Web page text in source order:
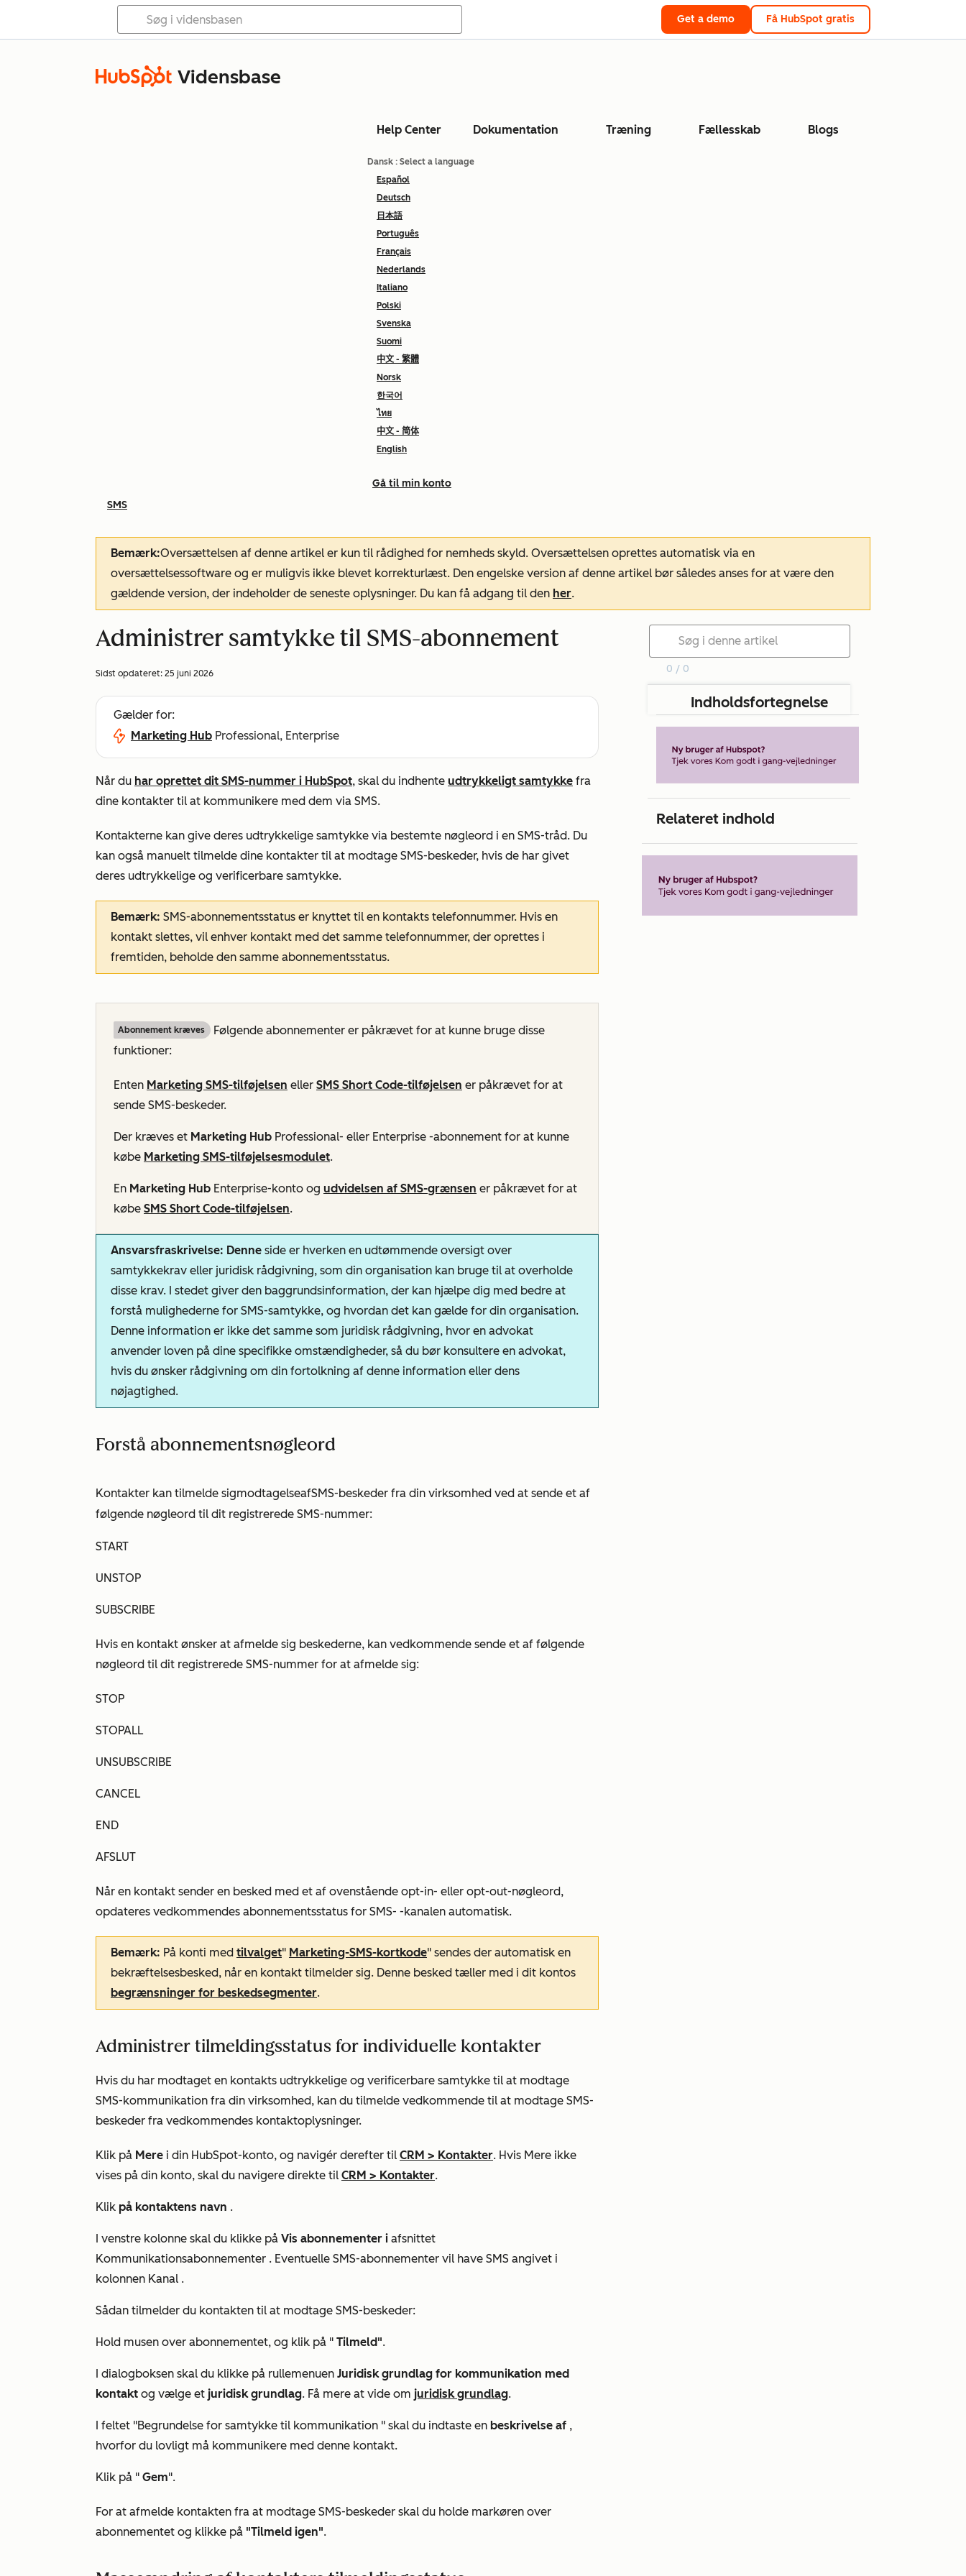
Get a demo Få HubSpot gratis
Vidensbase
Help Center Dokumentation Træning Fællesskab Blogs
Dansk : Select a language
Español
Deutsch
日本語
Português
Français
Nederlands
Italiano
Polski
Svenska
Suomi
中文 - 繁體
Norsk
한국어
ไทย
中文 - 简体
English
Gå til min konto
SMS
Bemærk:Oversættelsen af denne artikel er kun til rådighed for nemheds skyld. Oversættelsen oprettes automatisk via en
oversættelsessoftware og er muligvis ikke blevet korrekturlæst. Den engelske version af denne artikel bør således anses for at være den
gældende version, der indeholder de seneste oplysninger. Du kan få adgang til den her.
Administrer samtykke til SMS-abonnement
Sidst opdateret: 25 juni 2026
Gælder for:
Marketing Hub Professional, Enterprise
Når du har oprettet dit SMS-nummer i HubSpot, skal du indhente udtrykkeligt samtykke fra
dine kontakter til at kommunikere med dem via SMS.
Kontakterne kan give deres udtrykkelige samtykke via bestemte nøgleord i en SMS-tråd. Du
kan også manuelt tilmelde dine kontakter til at modtage SMS-beskeder, hvis de har givet
deres udtrykkelige og verificerbare samtykke.
Bemærk: SMS-abonnementsstatus er knyttet til en kontakts telefonnummer. Hvis en
kontakt slettes, vil enhver kontakt med det samme telefonnummer, der oprettes i
fremtiden, beholde den samme abonnementsstatus.
Abonnement kræves
Følgende abonnementer er påkrævet for at kunne bruge disse
funktioner:
Enten Marketing SMS-tilføjelsen eller SMS Short Code-tilføjelsen er påkrævet for at
sende SMS-beskeder.
Der kræves et Marketing Hub Professional- eller Enterprise -abonnement for at kunne
købe Marketing SMS-tilføjelsesmodulet.
En Marketing Hub Enterprise-konto og udvidelsen af SMS-grænsen er påkrævet for at
købe SMS Short Code-tilføjelsen.
Ansvarsfraskrivelse: Denne side er hverken en udtømmende oversigt over
samtykkekrav eller juridisk rådgivning, som din organisation kan bruge til at overholde
disse krav. I stedet giver den baggrundsinformation, der kan hjælpe dig med bedre at
forstå mulighederne for SMS-samtykke, og hvordan det kan gælde for din organisation.
Denne information er ikke det samme som juridisk rådgivning, hvor en advokat
anvender loven på dine specifikke omstændigheder, så du bør konsultere en advokat,
hvis du ønsker rådgivning om din fortolkning af denne information eller dens
nøjagtighed.
Forstå abonnementsnøgleord
Kontakter kan tilmelde sigmodtagelseafSMS-beskeder fra din virksomhed ved at sende et af
følgende nøgleord til dit registrerede SMS-nummer:
START
UNSTOP
SUBSCRIBE
Hvis en kontakt ønsker at afmelde sig beskederne, kan vedkommende sende et af følgende
nøgleord til dit registrerede SMS-nummer for at afmelde sig:
STOP
STOPALL
UNSUBSCRIBE
CANCEL
END
AFSLUT
Når en kontakt sender en besked med et af ovenstående opt-in- eller opt-out-nøgleord,
opdateres vedkommendes abonnementsstatus for SMS- -kanalen automatisk.
Bemærk: På konti med tilvalget" Marketing-SMS-kortkode" sendes der automatisk en
bekræftelsesbesked, når en kontakt tilmelder sig. Denne besked tæller med i dit kontos
begrænsninger for beskedsegmenter.
Administrer tilmeldingsstatus for individuelle kontakter
Hvis du har modtaget en kontakts udtrykkelige og verificerbare samtykke til at modtage
SMS-kommunikation fra din virksomhed, kan du tilmelde vedkommende til at modtage SMS-
beskeder fra vedkommendes kontaktoplysninger.
Klik på Mere i din HubSpot-konto, og navigér derefter til CRM > Kontakter. Hvis Mere ikke
vises på din konto, skal du navigere direkte til CRM > Kontakter.
Klik på kontaktens navn .
I venstre kolonne skal du klikke på Vis abonnementer i afsnittet
Kommunikationsabonnementer . Eventuelle SMS-abonnementer vil have SMS angivet i
kolonnen Kanal .
Sådan tilmelder du kontakten til at modtage SMS-beskeder:
Hold musen over abonnementet, og klik på " Tilmeld".
I dialogboksen skal du klikke på rullemenuen Juridisk grundlag for kommunikation med
kontakt og vælge et juridisk grundlag. Få mere at vide om juridisk grundlag.
I feltet "Begrundelse for samtykke til kommunikation " skal du indtaste en beskrivelse af ,
hvorfor du lovligt må kommunikere med denne kontakt.
Klik på " Gem".
For at afmelde kontakten fra at modtage SMS-beskeder skal du holde markøren over
abonnementet og klikke på "Tilmeld igen".
0 / 0
Indholdsfortegnelse
Relateret indhold